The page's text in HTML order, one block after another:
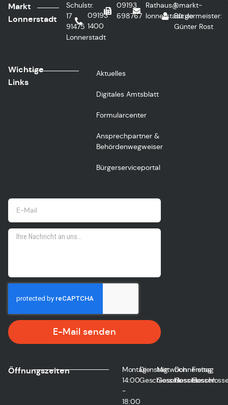
Markt
Lonnerstadt
Schulstr.
17
91475
Lonnerstadt
09193
1400
09193
698767
Rathaus@markt-
lonnerstadt.de
1.
Bürgermeister:
Günter Rost
Wichtige
Links
Aktuelles
Digitales Amtsblatt
Formularcenter
Ansprechpartner &
Behördenwegweiser
Bürgerserviceportal
E-Mail senden
Öffnungszeiten
Montag
14:00
-
18:00
Dienstag
Geschlossen
Mittwoch
Geschlossen
Donnerstag
Geschlossen
Freitag